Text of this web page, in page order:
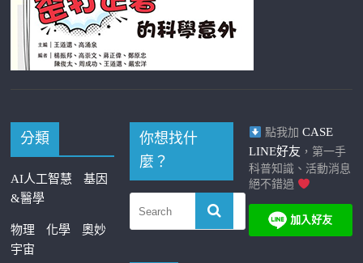
分類
AI人工智慧
基因
&醫學
物理 化學
奧妙
宇宙
你想找什
麼？
點我加 CASE
LINE好友 ，第一手
科普知識、活動消息
絕不錯過